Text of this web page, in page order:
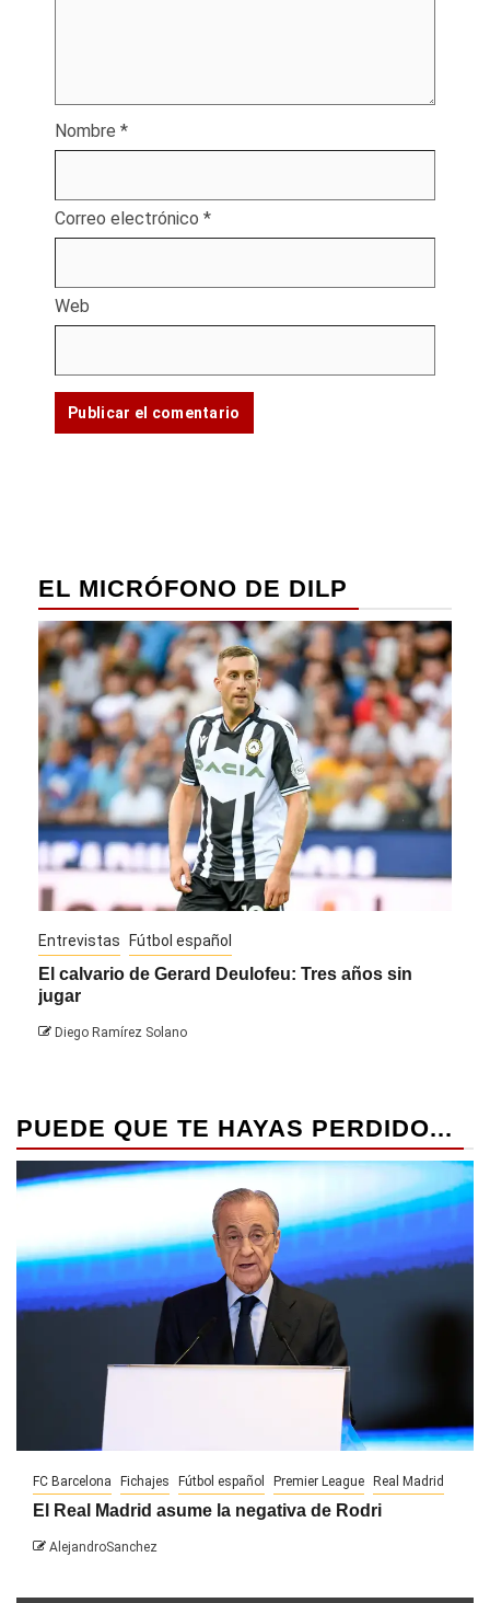
Nombre *
Correo electrónico *
Web
EL MICRÓFONO DE DILP
Entrevistas Fútbol español
El calvario de Gerard Deulofeu: Tres años sin
jugar
Diego Ramírez Solano
PUEDE QUE TE HAYAS PERDIDO...
FC Barcelona Fichajes Fútbol español Premier League Real Madrid
El Real Madrid asume la negativa de Rodri
AlejandroSanchez